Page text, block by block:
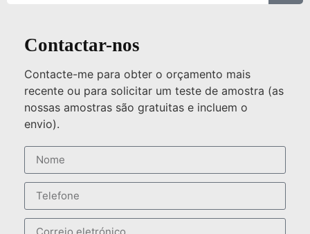
Contactar-nos
Contacte-me para obter o orçamento mais
recente ou para solicitar um teste de amostra (as
nossas amostras são gratuitas e incluem o
envio).